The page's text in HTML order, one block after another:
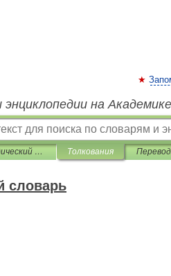
энциклопедии на Академике
Энциклопедический словарь Толкования
словарь